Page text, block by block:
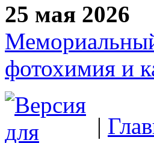
25 мая 2026
фотохимия и
|